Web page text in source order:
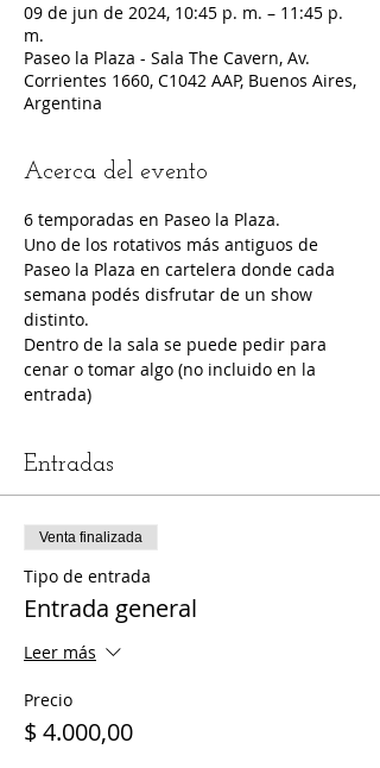
09 de jun de 2024, 10:45 p. m. – 11:45 p.
m.
Paseo la Plaza - Sala The Cavern, Av.
Corrientes 1660, C1042 AAP, Buenos Aires,
Argentina
Acerca del evento
6 temporadas en Paseo la Plaza.
Uno de los rotativos más antiguos de
Paseo la Plaza en cartelera donde cada
semana podés disfrutar de un show
distinto.
Dentro de la sala se puede pedir para
cenar o tomar algo (no incluido en la
entrada)
Entradas
Venta finalizada
Tipo de entrada
Entrada general
Leer más
Precio
$ 4.000,00